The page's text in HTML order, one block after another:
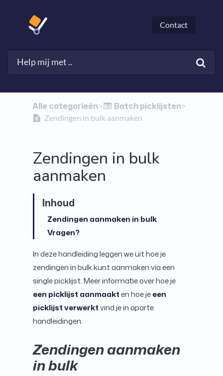
Contact
Alle categorieën​>​ ​Batch picklijsten​>​
Zendingen in bulk aanmaken
Zendingen in bulk
aanmaken
Zendingen aanmaken in bulk
Vragen?
In deze handleiding leggen we uit hoe je
zendingen in bulk kunt aanmaken via een
single picklijst. Meer informatie over hoe je
een picklijst aanmaakten hoe jeeen
picklijst verwerktvind je in aparte
handleidingen.
Zendingen aanmaken
in bulk